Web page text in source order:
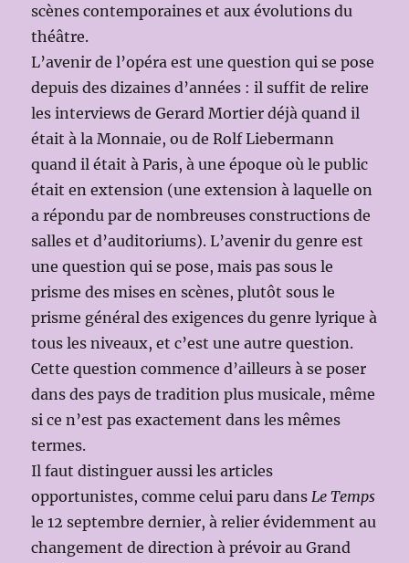
scènes contemporaines et aux évolutions du
théâtre.
L’avenir de l’opéra est une question qui se pose
depuis des dizaines d’années : il suffit de relire
les interviews de Gerard Mortier déjà quand il
était à la Monnaie, ou de Rolf Liebermann
quand il était à Paris, à une époque où le public
était en extension (une extension à laquelle on
a répondu par de nombreuses constructions de
salles et d’auditoriums). L’avenir du genre est
une question qui se pose, mais pas sous le
prisme des mises en scènes, plutôt sous le
prisme général des exigences du genre lyrique à
tous les niveaux, et c’est une autre question.
Cette question commence d’ailleurs à se poser
dans des pays de tradition plus musicale, même
si ce n’est pas exactement dans les mêmes
termes.
Il faut distinguer aussi les articles
opportunistes, comme celui paru dans Le Temps
le 12 septembre dernier, à relier évidemment au
changement de direction à prévoir au Grand